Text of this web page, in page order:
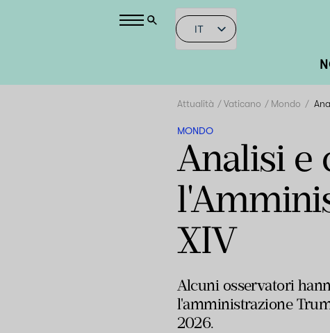
IT
Attualità Vaticano Mondo
MONDO
Analisi e
XIV
Alcuni osservatori
l'amministrazione
2026.